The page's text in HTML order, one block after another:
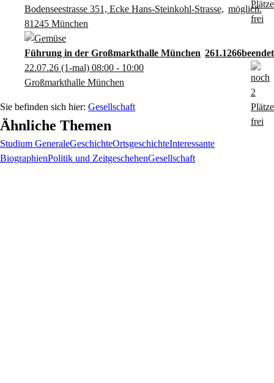
Bodenseestrasse 351, Ecke Hans-Steinkohl-Strasse,
81245 München
Führung in der Großmarkthalle München 261.1266
22.07.26 (1-mal) 08:00 - 10:00
Großmarkthalle München
Gesellschaft
Ähnliche Themen
Studium GeneraleGeschichteOrtsgeschichteInteressante
BiographienPolitik und ZeitgeschehenGesellschaft